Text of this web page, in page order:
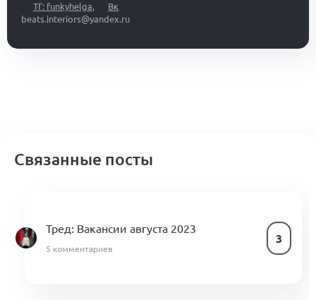
ТГ: funkyhelga,
Вк
beats.interiors@yandex.ru
Связанные посты
Тред: Вакансии августа 2023
3
5 комментариев